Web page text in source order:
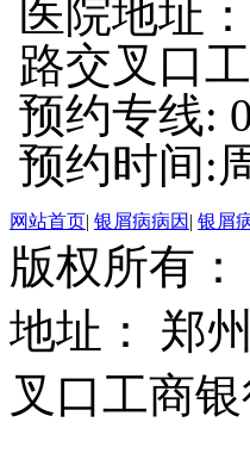
医院地址
路交叉口
预约专线:
预约时间:
网站首页| 银屑病病因 | 银屑
版权所有
地址： 郑
叉口工商银